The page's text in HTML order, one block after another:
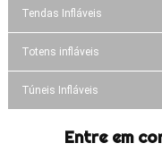
Tendas Infláveis
Totens infláveis
Túneis Infláveis
Entre em